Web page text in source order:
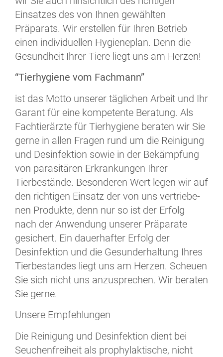
Einsatzes des von Ihnen gewählten
Präparats. Wir erstellen für Ihren Betrieb
einen individuellen Hygieneplan. Denn die
Gesundheit Ihrer Tiere liegt uns am Herzen!
“Tierhygiene vom Fachmann”
ist das Mot­to unserer täglichen Arbeit und Ihr
Ga­rant für eine kompetente Beratung. Als
Fachtierärzte für Tierhygiene be­ra­ten wir Sie
gerne in allen Fragen rund um die Reinigung
und Desinfektion so­wie in der Bekämpfung
von pa­ra­si­tä­ren Erkrankungen Ihrer
Tierbestände. Be­son­de­ren Wert legen wir auf
den rich­ti­gen Einsatz der von uns ver­trie­be­
nen Produkte, denn nur so ist der Er­folg
nach der Anwendung unserer Prä­pa­ra­te
gesichert. Ein dauerhafter Er­folg der
Desinfektion und die Ge­sund­er­hal­tung Ihres
Tier­be­stan­des liegt uns am Herzen. Scheuen
Sie sich nicht uns anzusprechen. Wir be­ra­ten
Sie gerne.
Unsere Empfehlungen
Die Reinigung und Desinfektion dient bei
Seuchenfreiheit als prophylaktische, nicht